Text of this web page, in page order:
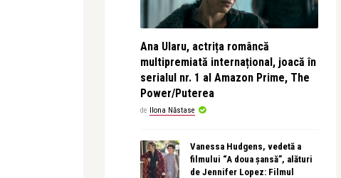
Ana Ularu, actrița româncă
multipremiată internațional, joacă în
serialul nr. 1 al Amazon Prime, The
Power/Puterea
de Ilona Năstase
Vanessa Hudgens, vedetă a
filmului “A doua șansă”, alături
de Jennifer Lopez: Filmul